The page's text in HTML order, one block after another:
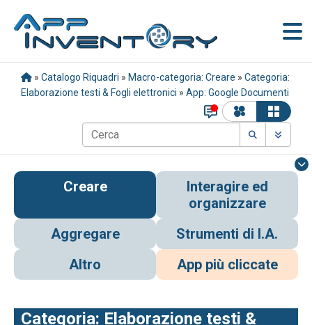
» Catalogo Riquadri » Macro-categoria: Creare » Categoria:
Elaborazione testi & Fogli elettronici » App: Google Documenti
Creare
Interagire ed
organizzare
Aggregare
Strumenti di I.A.
Altro
App più cliccate
Categoria: Elaborazione testi &